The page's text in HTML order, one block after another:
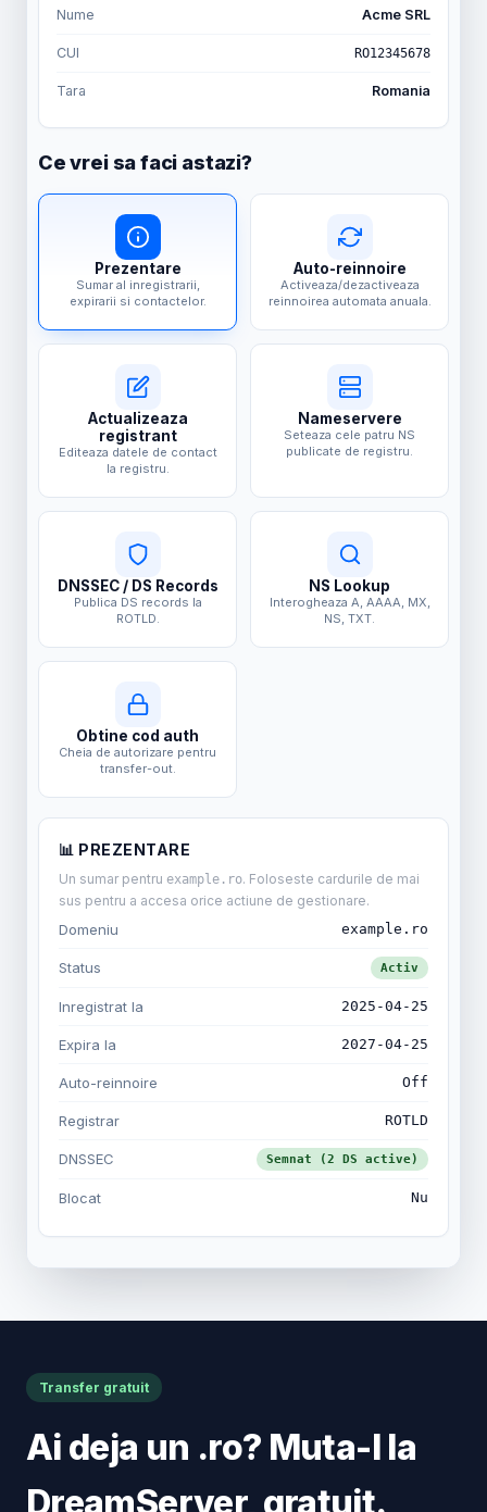
Nume Acme SRL
CUI RO12345678
Tara Romania
Ce vrei sa faci astazi?
Prezentare
Sumar al inregistrarii,
expirarii si contactelor.
Auto-reinnoire
Activeaza/dezactiveaza
reinnoirea automata anuala.
Actualizeaza
registrant
Editeaza datele de contact
la registru.
Nameservere
Seteaza cele patru NS
publicate de registru.
DNSSEC / DS Records
Publica DS records la
ROTLD.
NS Lookup
Interogheaza A, AAAA, MX,
NS, TXT.
Obtine cod auth
Cheia de autorizare pentru
transfer-out.
📊 PREZENTARE
Un sumar pentru example.ro. Foloseste cardurile de mai
sus pentru a accesa orice actiune de gestionare.
Domeniu example.ro
Status Activ
Inregistrat la 2025-04-25
Expira la 2027-04-25
Auto-reinnoire Off
Registrar ROTLD
DNSSEC Semnat (2 DS active)
Blocat Nu
Transfer gratuit
Ai deja un .ro? Muta-l la
DreamServer, gratuit.